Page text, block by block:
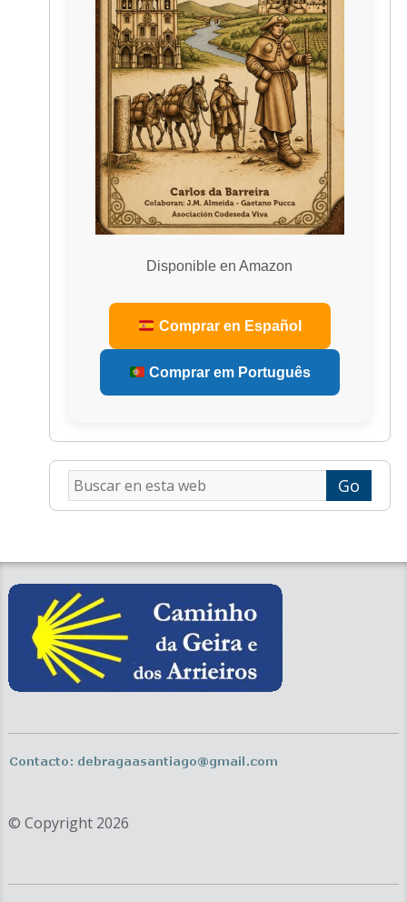
Disponible en Amazon
Comprar en Español
Comprar em Português
Buscar
en
esta
© Copyright 2026